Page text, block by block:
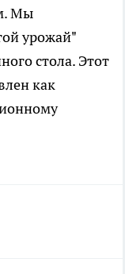
Мы
урожай"
стола. Этот
как